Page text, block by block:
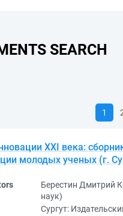
SEARCH
1
XXI века:
молодых ученых (г.
Берестин Дмитрий
наук)
Сургут: